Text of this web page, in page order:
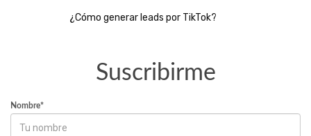
¿Cómo generar leads por TikTok?
Suscribirme
Nombre*